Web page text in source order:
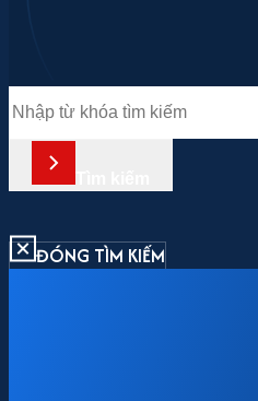
kiếm
ĐÓNG TÌM KIẾM